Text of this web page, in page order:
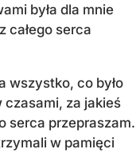
była dla mnie
całego serca
wszystko, co było
czasami, za jakieś
serca przepraszam.
w pamięci